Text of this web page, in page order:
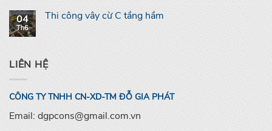
04
Th6
Thi công vây cừ C tầng hầm
LIÊN HỆ
CÔNG TY TNHH CN-XD-TM ĐỖ GIA PHÁT
Email: dgpcons@gmail.com.vn